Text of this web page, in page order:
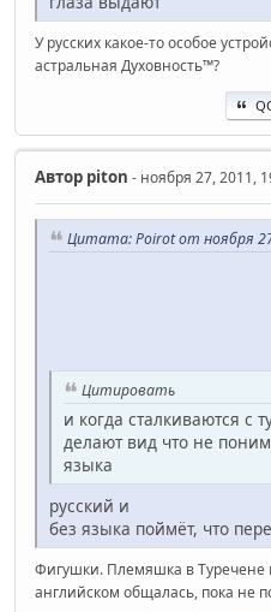
У русских какое-то особое
астральная Духовность™?
Автор piton - ноября 27, 2011,
Цитата: Poirot от ноября
Цитировать
и когда сталкиваются с
делают вид что не
языка
русский и
без языка поймёт, что
Фигушки. Племяшка в Туречене
английском общалась, пока не